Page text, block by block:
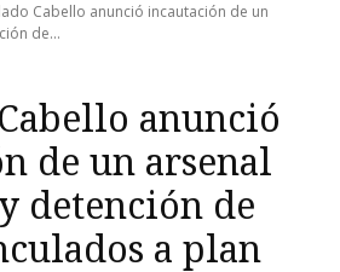
Cabello anunció incautación de un
de...
anunció
de un arsenal
detención de
a plan